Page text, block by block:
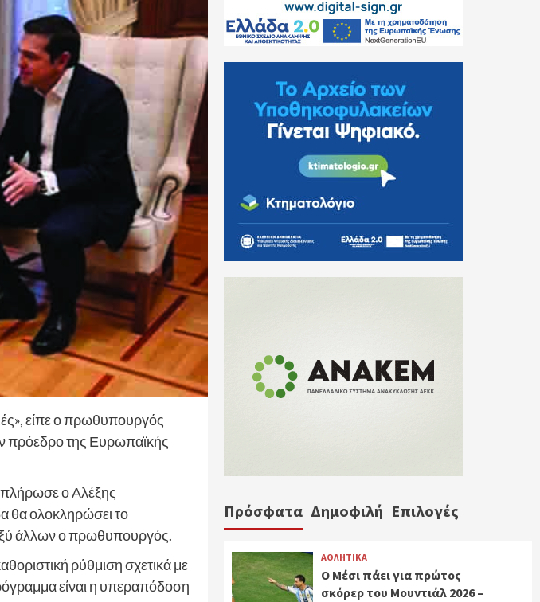
είπε ο πρωθυπουργός
πρόεδρο της Ευρωπαϊκής
ο Αλέξης
θα ολοκληρώσει το
άλλων ο πρωθυπουργός.
ρύθμιση σχετικά με
είναι η υπεραπόδοση
Πρόσφατα Δημοφιλή Επιλογές
ΑΘΛΗΤΙΚΑ
Ο Μέσι πάει για πρώτος
σκόρερ του Μουντιάλ 2026 –